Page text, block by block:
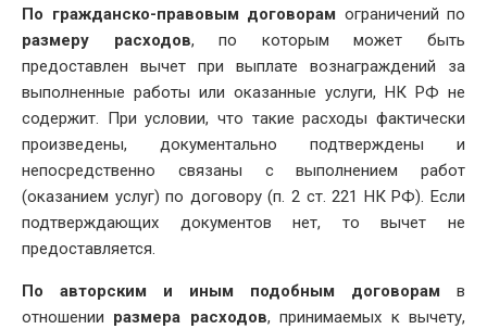
По гражданско-правовым договорам ограничений по
размеру расходов, по которым может быть
предоставлен вычет при выплате вознаграждений за
выполненные работы или оказанные услуги, НК РФ не
содержит. При условии, что такие расходы фактически
произведены, документально подтверждены и
непосредственно связаны с выполнением работ
(оказанием услуг) по договору (п. 2 ст. 221 НК РФ). Если
подтверждающих документов нет, то вычет не
предоставляется.
По авторским и иным подобным договорам в
отношении размера расходов, принимаемых к вычету,